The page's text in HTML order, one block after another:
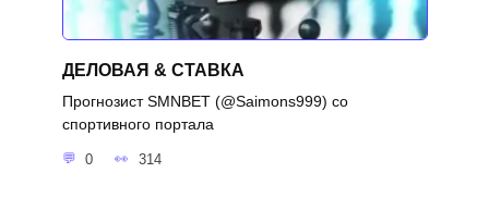
ДЕЛОВАЯ & СТАВКА
Прогнозист SMNBET (@Saimons999) со
спортивного портала
0 314